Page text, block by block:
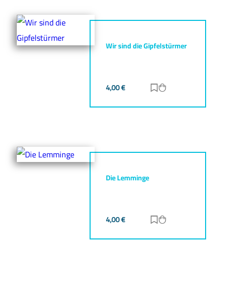
Wir sind die Gipfelstürmer
4,00€ Zur Merkliste
Die Lemminge
4,00€ Zur Merkliste